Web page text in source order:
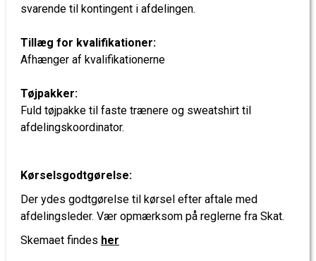
svarende til kontingent i afdelingen.
Tillæg for kvalifikationer:
Afhænger af kvalifikationerne
Tøjpakker:
Fuld tøjpakke til faste trænere og sweatshirt til
afdelingskoordinator.
Kørselsgodtgørelse:
Der ydes godtgørelse til kørsel efter aftale med
afdelingsleder. Vær opmærksom på reglerne fra Skat.
Skemaet findes her